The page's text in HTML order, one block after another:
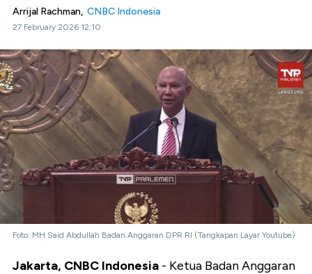
Arrijal Rachman, CNBC Indonesia
27 February 2026 12:10
Foto: MH Said Abdullah Badan Anggaran DPR RI (Tangkapan Layar Youtube)
Jakarta, CNBC Indonesia - Ketua Badan Anggaran